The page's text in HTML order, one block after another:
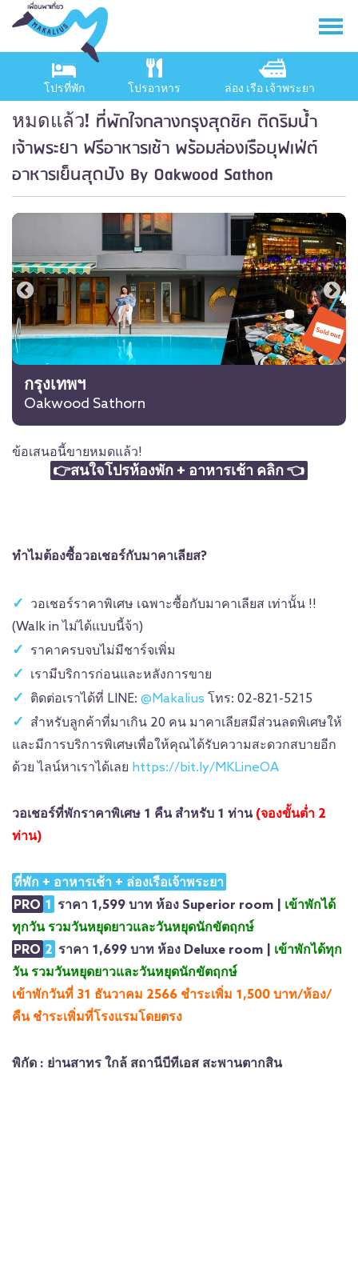
โปรที่พัก โปรอาหาร ล่อง เรือ เจ้าพระยา
หมดแล้ว! ที่พักใจกลางกรุงสุดชิค ติดริมน้ำ
เจ้าพระยา ฟรีอาหารเช้า พร้อมล่องเรือบุฟเฟ่ต์
อาหารเย็นสุดปัง By Oakwood Sathon
กรุงเทพฯ
Oakwood Sathorn
ข้อเสนอนี้ขายหมดแล้ว!
👉สนใจโปรห้องพัก + อาหารเช้า คลิก 👈
ทำไมต้องซื้อวอเชอร์กับมาคาเลียส?
วอเชอร์ราคาพิเศษ เฉพาะซื้อกับมาคาเลียส เท่านั้น !!
(Walk in ไม่ได้แบบนี้จ้า)
ราคาครบจบไม่มีชาร์จเพิ่ม
เรามีบริการก่อนและหลังการขาย
ติดต่อเราได้ที่ LINE: @Makalius โทร: 02-821-5215
สำหรับลูกค้าที่มาเกิน 20 คน มาคาเลียสมีส่วนลดพิเศษให้
และมีการบริการพิเศษเพื่อให้คุณได้รับความสะดวกสบายอีก
ด้วย ไลน์หาเราได้เลย https://bit.ly/MKLineOA
วอเชอร์ที่พักราคาพิเศษ 1 คืน สำหรับ 1 ท่าน (จองขั้นต่ำ 2
ท่าน)
ที่พัก + อาหารเช้า + ล่องเรือเจ้าพระยา
PRO 1 ราคา 1,599 บาท ห้อง Superior room | เข้าพักได้
ทุกวัน รวมวันหยุดยาวและวันหยุดนักขัตฤกษ์
PRO 2 ราคา 1,699 บาท ห้อง Deluxe room | เข้าพักได้ทุก
วัน รวมวันหยุดยาวและวันหยุดนักขัตฤกษ์
เข้าพักวันที่ 31 ธันวาคม 2566 ชำระเพิ่ม 1,500 บาท/ห้อง/
คืน ชำระเพิ่มที่โรงแรมโดยตรง
พิกัด : ย่านสาทร ใกล้ สถานีบีทีเอส สะพานตากสิน